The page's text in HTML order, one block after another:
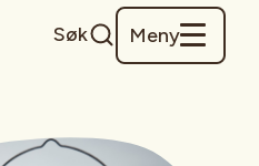
Søk Meny